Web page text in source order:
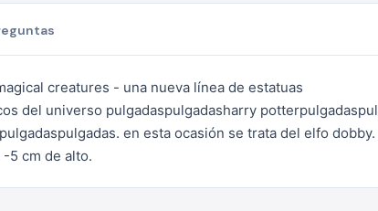
creatures - una nueva línea de estatuas
del universo pulgadaspulgadasharry
en esta ocasión se trata del elfo
5 cm de alto.